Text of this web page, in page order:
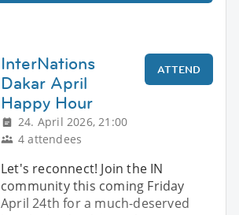
InterNations
Dakar April
Happy Hour
24. April 2026, 21:00
4 attendees
ATTEND
Let's reconnect! Join the IN
community this coming Friday
April 24th for a much-deserved